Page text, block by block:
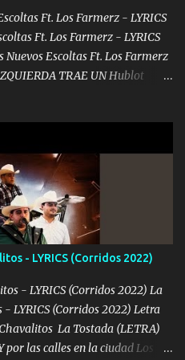
muy feliz y emocionado por
Ft. Los Farmerz - LYRICS
Ft. Los Farmerz - LYRICS
Escoltas Ft. Los Farmerz
TRAE UN Hublot
TODAVÍA LLEGO
DÍAS PA DESAFANARLO OTRO
BILLETITO DEL FRANKIE
LAS CARAS DEL JACKSON♦️
RASTRO SE MUEVEN
YO NO MUEVO
SE ME ANTOJA UN GALLO
Y GENTE TRAIGO AL
CUENTA SE HAN DADO♦️🔷
LA PASÓ CON LOS GRING0S
MÚSICA 🍀💶🍀💶💵💶🍀💶🍀💶
- LYRICS (Corridos 2022)
- LYRICS (Corridos 2022) La
LYRICS (Corridos 2022) Letra
La Tostada (LETRA)
las calles en la ciudad Los